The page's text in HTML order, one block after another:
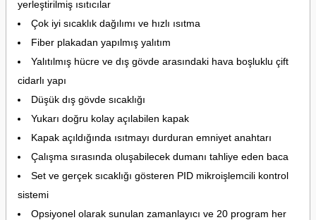
yerleştirilmiş ısıtıcılar
Çok iyi sıcaklık dağılımı ve hızlı ısıtma
Fiber plakadan yapılmış yalıtım
Yalıtılmış hücre ve dış gövde arasındaki hava boşluklu çift
cidarlı yapı
Düşük dış gövde sıcaklığı
Yukarı doğru kolay açılabilen kapak
Kapak açıldığında ısıtmayı durduran emniyet anahtarı
Çalışma sırasında oluşabilecek dumanı tahliye eden baca
Set ve gerçek sıcaklığı gösteren PID mikroişlemcili kontrol
sistemi
Opsiyonel olarak sunulan zamanlayıcı ve 20 program her